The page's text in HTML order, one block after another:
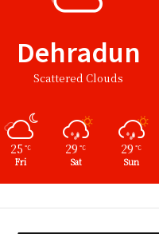
Dehradun
Scattered Clouds
25 ℃
Fri
29 ℃
Sat
29 ℃
Sun